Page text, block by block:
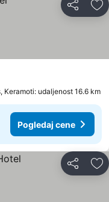
Deli
Keramoti: udaljenost 16.6 km
Pogledaj cene
Deli